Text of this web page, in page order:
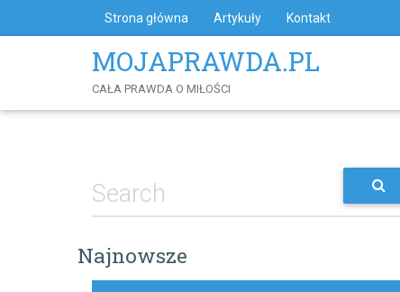
Strona główna Artykuły Kontakt
MOJAPRAWDA.PL
CAŁA PRAWDA O MIŁOŚCI
Najnowsze